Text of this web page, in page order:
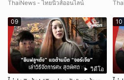
รถเคลื่อนร่าง!
ThaiNews - ไทยนิวส์ออนไลน์
วิดีโอ
09 10